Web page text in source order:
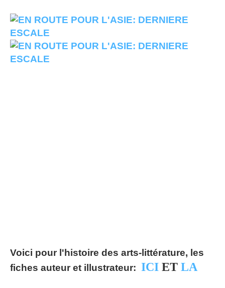
Voici pour l'histoire des arts-littérature, les
fiches auteur et illustrateur: ICI ET LA